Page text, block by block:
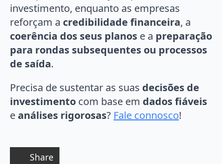
investimento, enquanto as empresas
reforçam a credibilidade financeira, a
coerência dos seus planos e a preparação
para rondas subsequentes ou processos
de saída.
Precisa de sustentar as suas decisões de
investimento com base em dados fiáveis
eanálises rigorosas? Fale connosco!
Share